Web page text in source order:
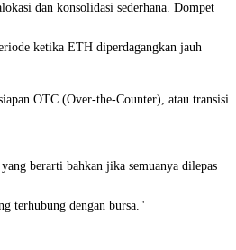
dan konsolidasi sederhana. Dompet
ketika ETH diperdagangkan jauh
OTC (Over-the-Counter), atau transisi
berarti bahkan jika semuanya dilepas
terhubung dengan bursa."